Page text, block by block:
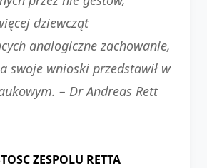
dziewcząt
analogiczne zachowanie,
swoje wnioski przedstawił w
– Dr Andreas Rett
ZESPOLU RETTA